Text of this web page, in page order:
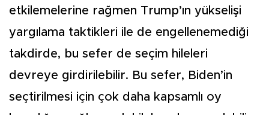
etkilemelerine rağmen Trump’ın yükselişi
yargılama taktikleri ile de engellenemediği
takdirde, bu sefer de seçim hileleri
devreye girdirilebilir. Bu sefer, Biden’in
seçtirilmesi için çok daha kapsamlı oy